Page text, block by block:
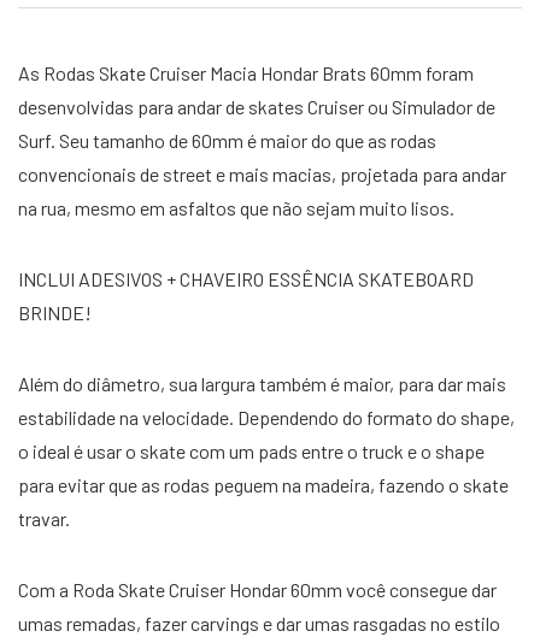
As Rodas Skate Cruiser Macia Hondar Brats 60mm foram
desenvolvidas para andar de skates Cruiser ou Simulador de
Surf. Seu tamanho de 60mm é maior do que as rodas
convencionais de street e mais macias, projetada para andar
na rua, mesmo em asfaltos que não sejam muito lisos.
INCLUI ADESIVOS + CHAVEIRO ESSÊNCIA SKATEBOARD
BRINDE!
Além do diâmetro, sua largura também é maior, para dar mais
estabilidade na velocidade. Dependendo do formato do shape,
o ideal é usar o skate com um pads entre o truck e o shape
para evitar que as rodas peguem na madeira, fazendo o skate
travar.
Com a Roda Skate Cruiser Hondar 60mm você consegue dar
umas remadas, fazer carvings e dar umas rasgadas no estilo